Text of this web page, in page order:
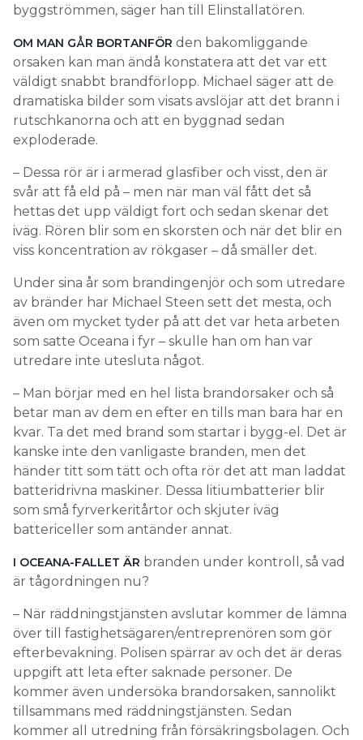
byggströmmen, säger han till Elinstallatören.
OM MAN GÅR BORTANFÖR den bakomliggande
orsaken kan man ändå konstatera att det var ett
väldigt snabbt brandförlopp. Michael säger att de
dramatiska bilder som visats avslöjar att det brann i
rutschkanorna och att en byggnad sedan
exploderade.
– Dessa rör är i armerad glasfiber och visst, den är
svår att få eld på – men när man väl fått det så
hettas det upp väldigt fort och sedan skenar det
iväg. Rören blir som en skorsten och när det blir en
viss koncentration av rökgaser – då smäller det.
Under sina år som brandingenjör och som utredare
av bränder har Michael Steen sett det mesta, och
även om mycket tyder på att det var heta arbeten
som satte Oceana i fyr – skulle han om han var
utredare inte utesluta något.
– Man börjar med en hel lista brandorsaker och så
betar man av dem en efter en tills man bara har en
kvar. Ta det med brand som startar i bygg-el. Det är
kanske inte den vanligaste branden, men det
händer titt som tätt och ofta rör det att man laddat
batteridrivna maskiner. Dessa litiumbatterier blir
som små fyrverkeritårtor och skjuter iväg
battericeller som antänder annat.
I OCEANA-FALLET ÄR branden under kontroll, så vad
är tågordningen nu?
– När räddningstjänsten avslutar kommer de lämna
över till fastighetsägaren/entreprenören som gör
efterbevakning. Polisen spärrar av och det är deras
uppgift att leta efter saknade personer. De
kommer även undersöka brandorsaken, sannolikt
tillsammans med räddningstjänsten. Sedan
kommer all utredning från försäkringsbolagen. Och